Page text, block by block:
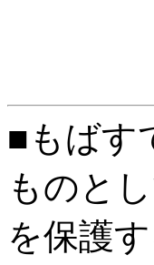
■もばす
ものと
を保護